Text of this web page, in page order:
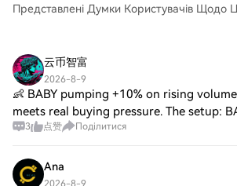
увійдіть до свого облікового запису,
реального часу. Ми пропонуємо зручний
досвід як для початківців, так і для
досвідчених трейдерів.
Представлені Думки Користувачів Щодо
云币智富
2026-8-9
👶 BABY pumping +10% on rising
meets real buying pressure. The setup:
$0.0117 to $0.013 on $54.4M volume —
3 点赞 Поділитися
Ana
2026-8-9